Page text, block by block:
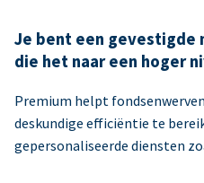
Je bent een
die het naar een hoger
Premium helpt
deskundige efficiëntie te
gepersonaliseerde diensten